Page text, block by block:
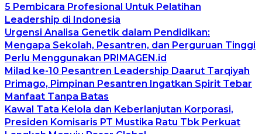
5 Pembicara Profesional Untuk Pelatihan
Leadership di Indonesia
Urgensi Analisa Genetik dalam Pendidikan:
Mengapa Sekolah, Pesantren, dan Perguruan Tinggi
Perlu Menggunakan PRIMAGEN.id
Milad ke-10 Pesantren Leadership Daarut Tarqiyah
Primago, Pimpinan Pesantren Ingatkan Spirit Tebar
Manfaat Tanpa Batas
Kawal Tata Kelola dan Keberlanjutan Korporasi,
Presiden Komisaris PT Mustika Ratu Tbk Perkuat